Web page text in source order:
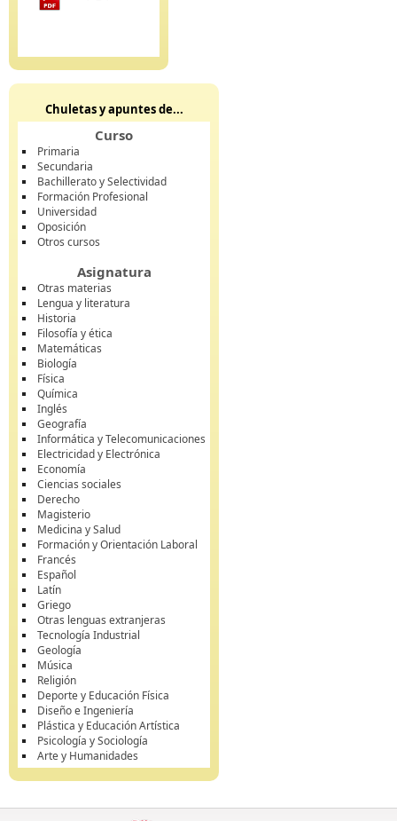
Chuletas y apuntes de...
Curso
Primaria
Secundaria
Bachillerato y Selectividad
Formación Profesional
Universidad
Oposición
Otros cursos
Asignatura
Otras materias
Lengua y literatura
Historia
Filosofía y ética
Matemáticas
Biología
Física
Química
Inglés
Geografía
Informática y Telecomunicaciones
Electricidad y Electrónica
Economía
Ciencias sociales
Derecho
Magisterio
Medicina y Salud
Formación y Orientación Laboral
Francés
Español
Latín
Griego
Otras lenguas extranjeras
Tecnología Industrial
Geología
Música
Religión
Deporte y Educación Física
Diseño e Ingeniería
Plástica y Educación Artística
Psicología y Sociología
Arte y Humanidades